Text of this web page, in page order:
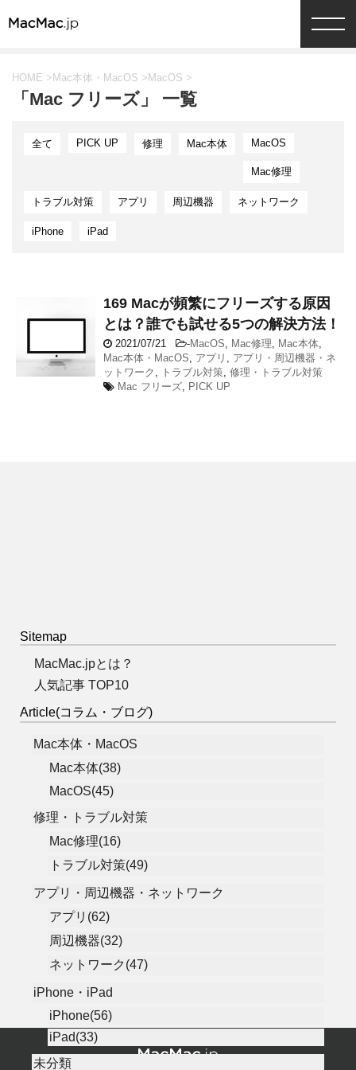
HOME > Mac本体・MacOS > MacOS >
「Mac フリーズ」 一覧
全て PICK UP 修理 Mac本体 MacOS
Mac修理
トラブル対策 アプリ 周辺機器 ネットワーク
iPhone iPad
169 Macが頻繁にフリーズする原因
とは？誰でも試せる5つの解決方法！
2021/07/21 -MacOS, Mac修理, Mac本体,
Mac本体・MacOS, アプリ , アプリ・周辺機器・ネ
ットワーク , トラブル対策, 修理・トラブル対策
Mac フリーズ, PICK UP
Sitemap
MacMac.jpとは？
人気記事 TOP10
Article(コラム・ブログ)
Mac本体・MacOS
Mac本体(38)
MacOS(45)
修理・トラブル対策
Mac修理(16)
トラブル対策(49)
アプリ・周辺機器・ネットワーク
アプリ(62)
周辺機器(32)
ネットワーク(47)
iPhone・iPad
iPhone(56)
iPad(33)
未分類